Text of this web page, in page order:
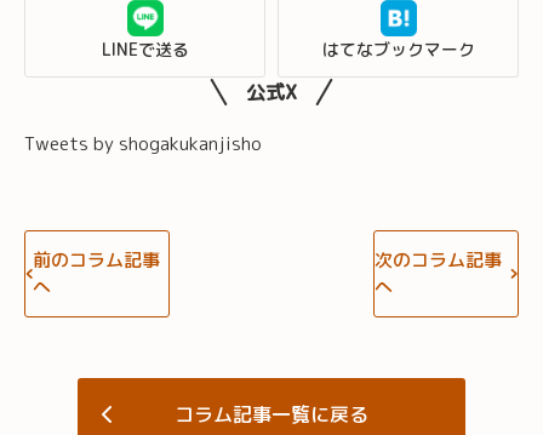
LINEで送る はてなブックマーク
公式X
Tweets by shogakukanjisho
前のコラム記事
へ
次のコラム記事
へ
コラム記事一覧に戻る